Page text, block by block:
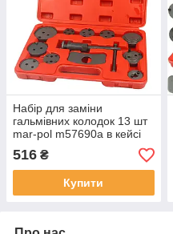
Набір для заміни
гальмівних колодок 13 шт
mar-pol m57690a в кейсі
516 ₴
Купити